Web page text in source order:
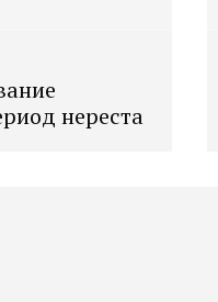
нереста